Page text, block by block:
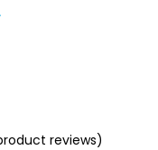
reviews)